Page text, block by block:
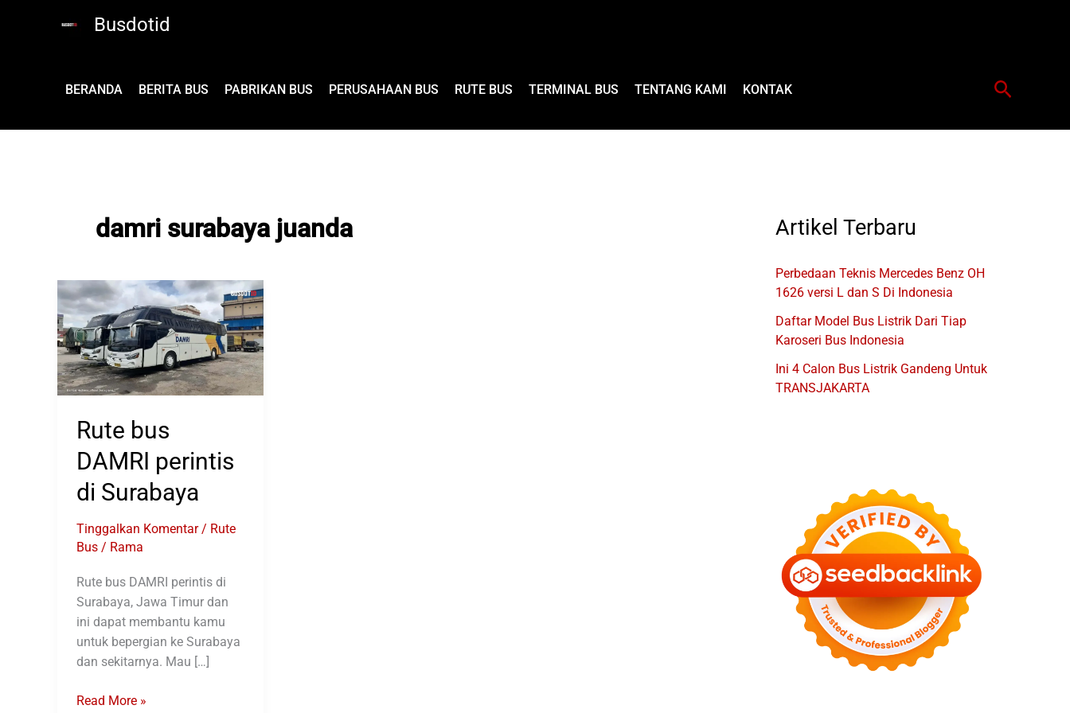
Busdotid
BERANDA BERITA BUS PABRIKAN BUS PERUSAHAAN BUS RUTE BUS TERMINAL BUS TENTANG KAMI KONTAK Cari
damri surabaya juanda
Rute bus
DAMRI perintis
di Surabaya
Tinggalkan Komentar / Rute
Bus / Rama
Rute bus DAMRI perintis di
Surabaya, Jawa Timur dan
ini dapat membantu kamu
untuk bepergian ke Surabaya
dan sekitarnya. Mau […]
Rute
Read More »
Artikel Terbaru
Perbedaan Teknis Mercedes Benz OH
1626 versi L dan S Di Indonesia
Daftar Model Bus Listrik Dari Tiap
Karoseri Bus Indonesia
Ini 4 Calon Bus Listrik Gandeng Untuk
TRANSJAKARTA